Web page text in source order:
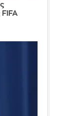
FIFA